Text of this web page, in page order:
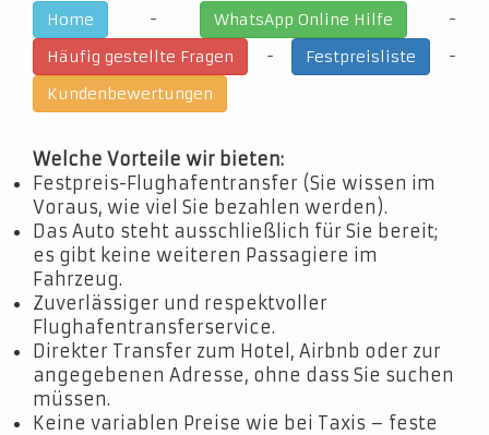
Home - WhatsApp Online Hilfe
-
Häufig gestellte Fragen
- Festpreisliste
-
Kundenbewertungen
Welche Vorteile wir bieten:
Festpreis-Flughafentransfer (Sie wissen im
Voraus, wie viel Sie bezahlen werden).
Das Auto steht ausschließlich für Sie bereit;
es gibt keine weiteren Passagiere im
Fahrzeug.
Zuverlässiger und respektvoller
Flughafentransferservice.
Direkter Transfer zum Hotel, Airbnb oder zur
angegebenen Adresse, ohne dass Sie suchen
müssen.
Keine variablen Preise wie bei Taxis – feste